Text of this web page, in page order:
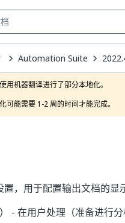
Automation Suite
用机器翻译进行了部分本地化。
可能需要 1-2 周的时间才能完成。
，用于配置输出文档的显
- 在用户处理（准备进行